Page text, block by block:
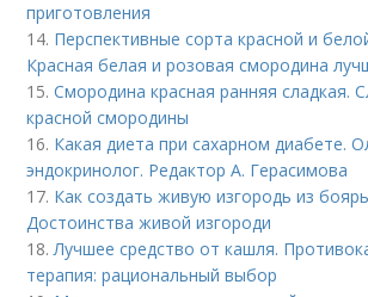
приготовления
14. Перспективные сорта красной и
Красная белая и розовая смородина
15.Смородина красная ранняя сладкая.
красной смородины
16. Какая диета при сахарном диабете.
эндокринолог. Редактор А. Герасимова
17. Как создать живую изгородь из
Достоинства живой изгороди
18.Лучшее средство от кашля.
терапия: рациональный выбор